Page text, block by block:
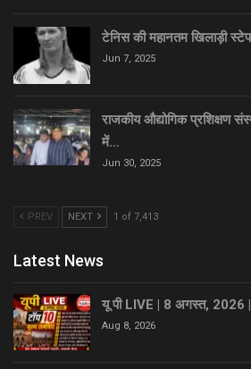
टेनिस की महानतम खिलाड़ी
Jun 7, 2025
राजकीय औद्योगिक प्रशिक्षण
में…
Jun 30, 2025
PREV NEXT 1 of 7,413
Latest News
यू पी LIVE | 8 अगस्त, 2026 |
Aug 8, 2026